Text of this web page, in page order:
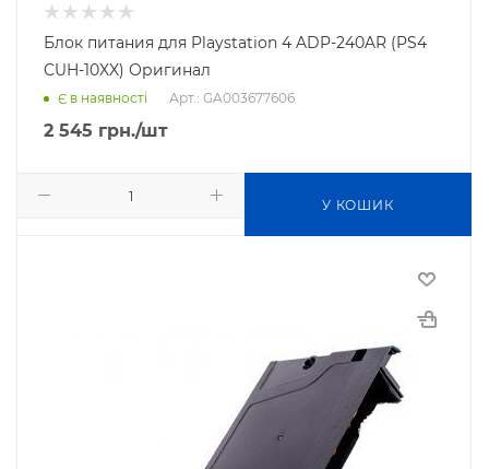
Блок питания для Playstation 4 ADP-240AR (PS4
CUH-10XX) Оригинал
Є в наявності Арт.: GA003677606
2 545 грн./шт
У КОШИК